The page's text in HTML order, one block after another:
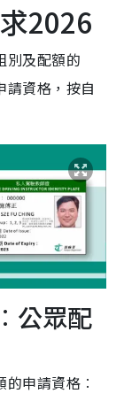
2026
別及配額的
請資格，按自
公眾配
申請資格︰